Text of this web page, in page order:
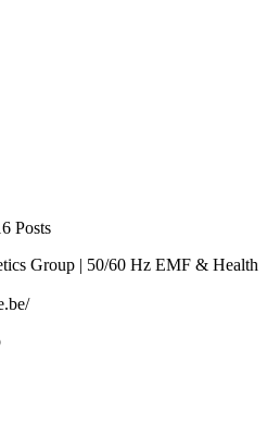
Posts
Group | 50/60 Hz EMF & Health